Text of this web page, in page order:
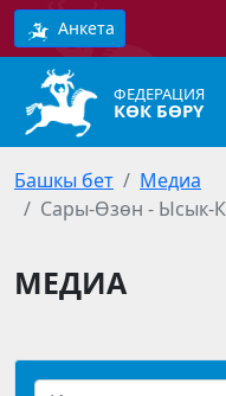
Анкета
ФЕДЕРАЦИЯ
КӨК БӨРҮ
Башкы бет
Медиа
Сары-Өзөн - Ысык-
МЕДИА